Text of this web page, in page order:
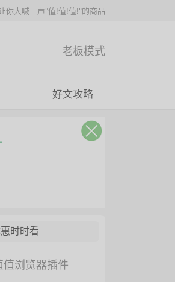
你大喊三声"值!值!值!"的商品
老板模式
好文攻略
时时看
值浏览器插件